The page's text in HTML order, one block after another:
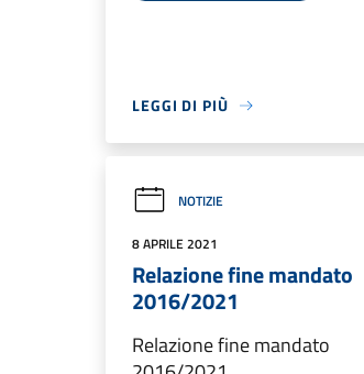
LEGGI DI PIÙ
NOTIZIE
8 APRILE 2021
Relazione fine mandato
2016/2021
Relazione fine mandato